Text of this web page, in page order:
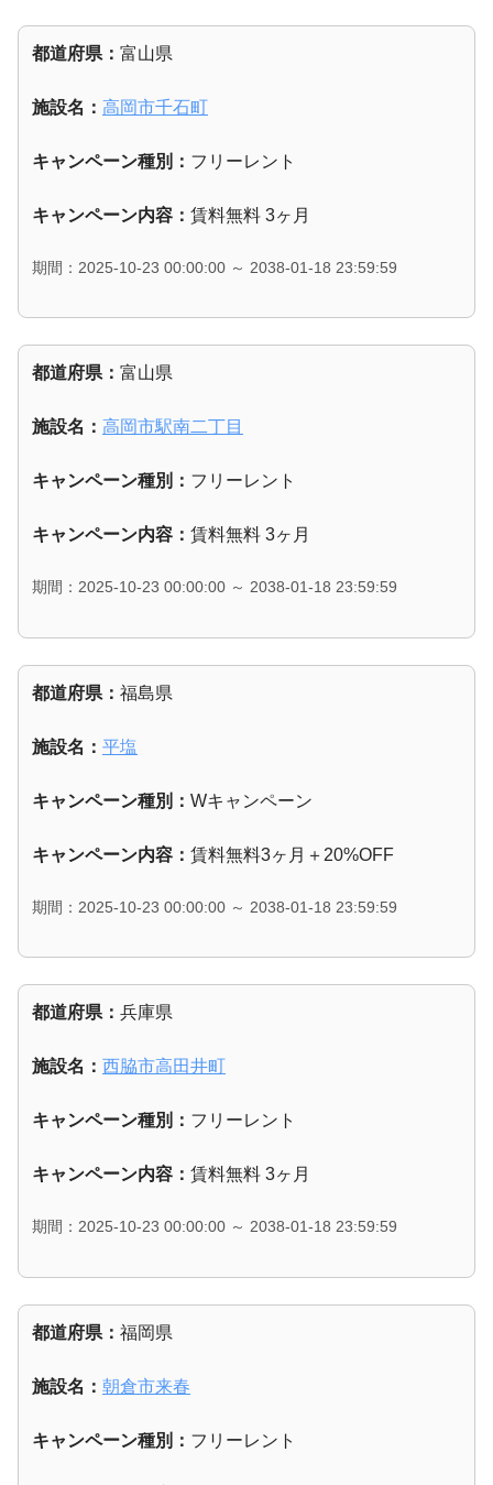
都道府県： 富山県
施設名： 高岡市千石町
キャンペーン種別： フリーレント
キャンペーン内容： 賃料無料 3ヶ月
期間：2025-10-23 00:00:00 ～ 2038-01-18 23:59:59
都道府県： 富山県
施設名： 高岡市駅南二丁目
キャンペーン種別： フリーレント
キャンペーン内容： 賃料無料 3ヶ月
期間：2025-10-23 00:00:00 ～ 2038-01-18 23:59:59
都道府県： 福島県
施設名： 平塩
キャンペーン種別： Wキャンペーン
キャンペーン内容： 賃料無料3ヶ月＋20%OFF
期間：2025-10-23 00:00:00 ～ 2038-01-18 23:59:59
都道府県： 兵庫県
施設名： 西脇市高田井町
キャンペーン種別： フリーレント
キャンペーン内容： 賃料無料 3ヶ月
期間：2025-10-23 00:00:00 ～ 2038-01-18 23:59:59
都道府県： 福岡県
施設名： 朝倉市来春
キャンペーン種別： フリーレント